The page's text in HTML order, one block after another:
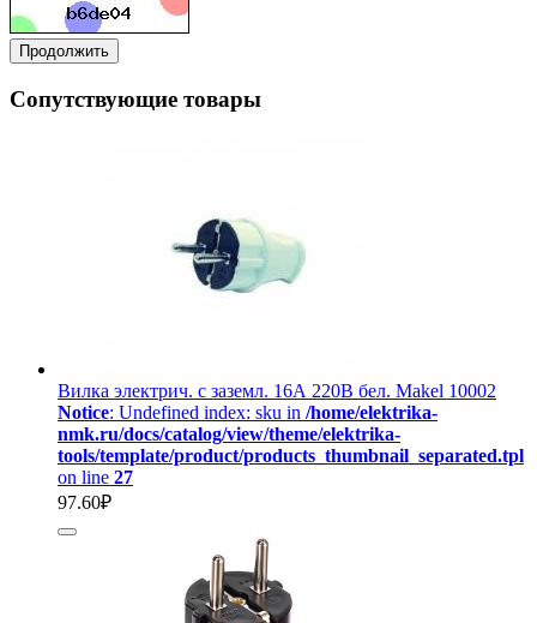
Продолжить
Сопутствующие товары
Вилка электрич. с заземл. 16А 220В бел. Makel 10002
Notice: Undefined index: sku in /home/elektrika-
nmk.ru/docs/catalog/view/theme/elektrika-
tools/template/product/products_thumbnail_separated.tpl
on line 27
97.60₽